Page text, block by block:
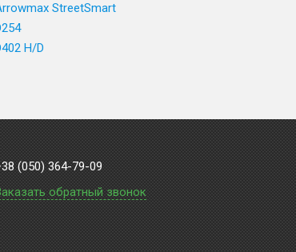
StreetSmart
H/D
(050) 364-79-09
обратный звонок